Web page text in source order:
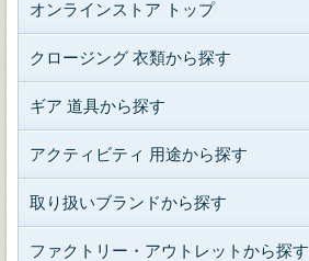
オンラインストア トップ
クロージング 衣類から探す
ギア 道具から探す
アクティビティ 用途から探す
取り扱いブランドから探す
ファクトリー・アウトレットから探す